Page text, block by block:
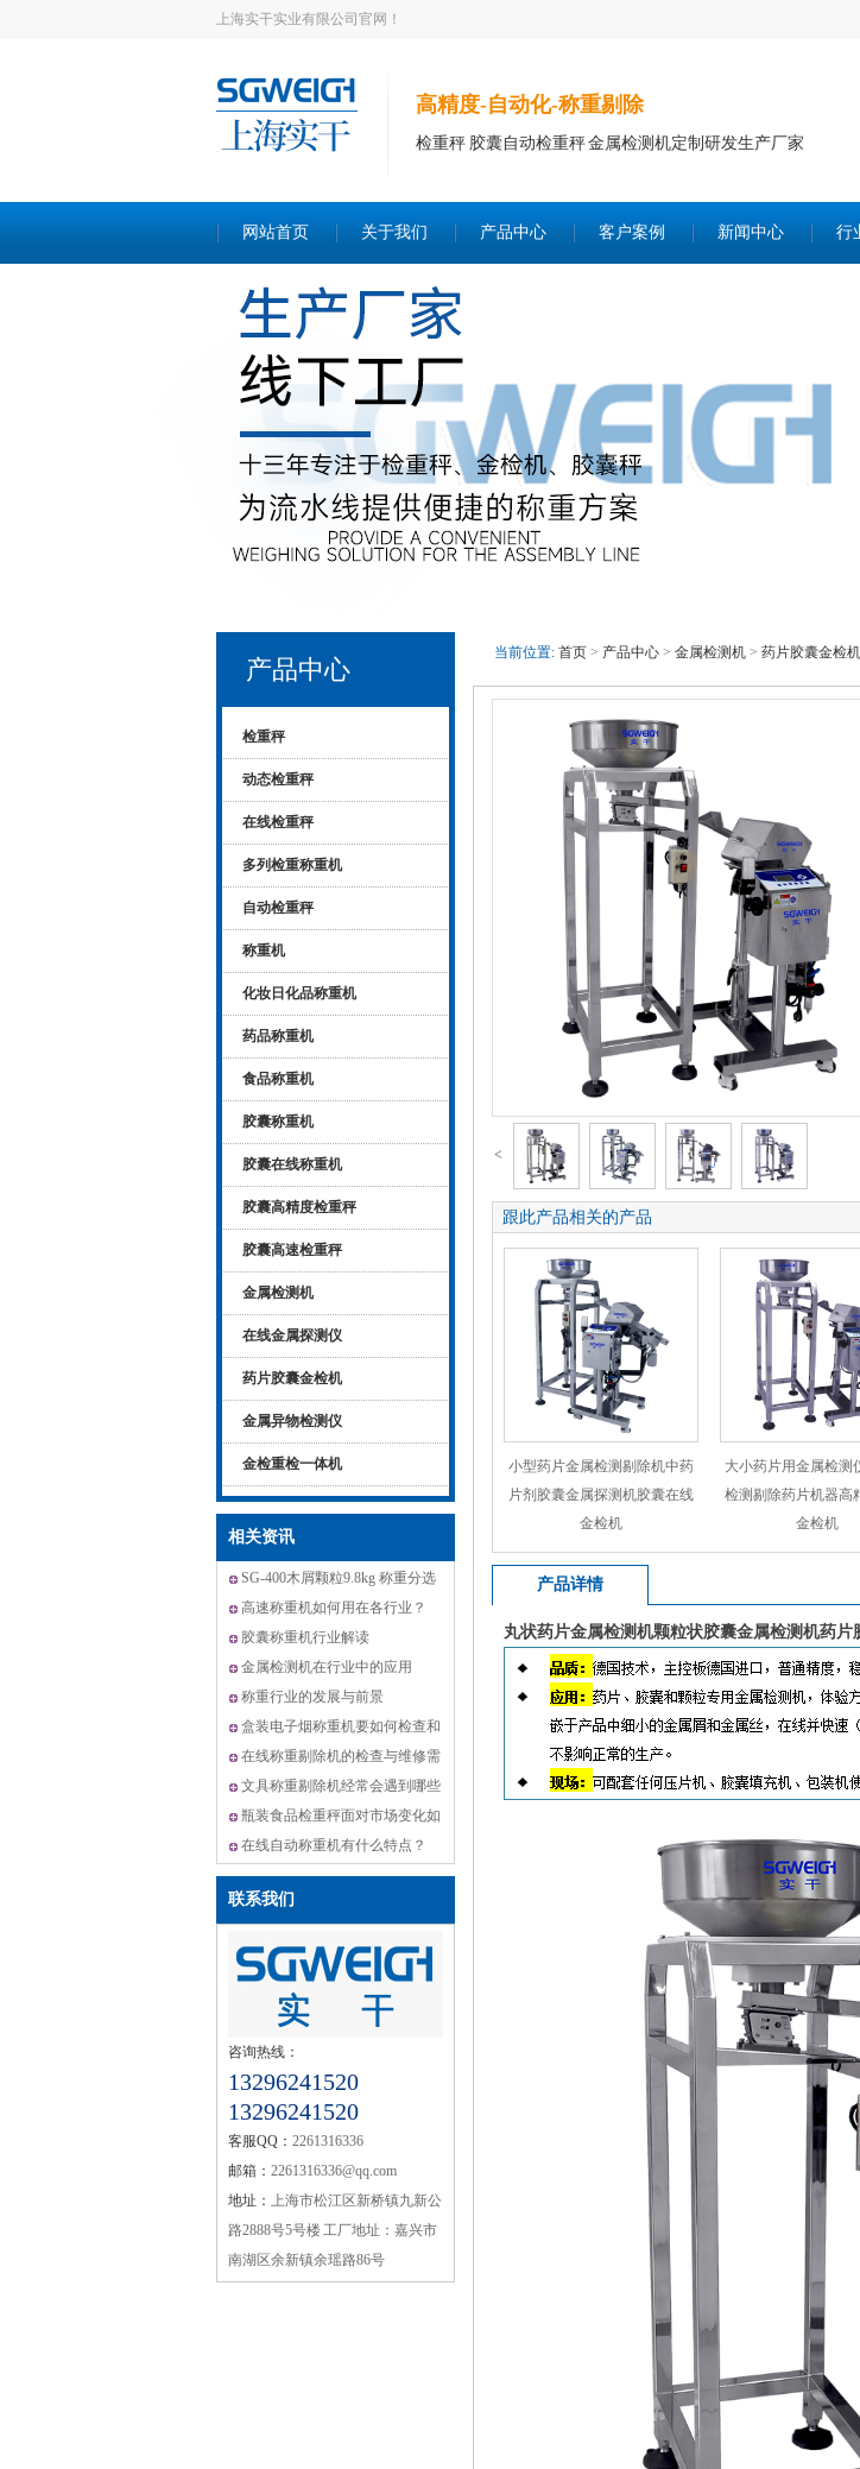
上海实干实业有限公司官网！
高精度-自动化-称重剔除
检重秤 胶囊自动检重秤 金属检测机定制研发生产厂家
网站首页 关于我们 产品中心 客户案例 新闻中心 行
产品中心
检重秤
动态检重秤
在线检重秤
多列检重称重机
自动检重秤
称重机
化妆日化品称重机
药品称重机
食品称重机
胶囊称重机
胶囊在线称重机
胶囊高精度检重秤
胶囊高速检重秤
金属检测机
在线金属探测仪
药片胶囊金检机
金属异物检测仪
金检重检一体机
相关资讯
SG-400木屑颗粒9.8kg 称重分选
机,动态选别秤方案
高速称重机如何用在各行业？
胶囊称重机行业解读
金属检测机在行业中的应用
称重行业的发展与前景
盒装电子烟称重机要如何检查和
维修？
在线称重剔除机的检查与维修需
要怎么做？
文具称重剔除机经常会遇到哪些
问题？
瓶装食品检重秤面对市场变化如
何升级？
在线自动称重机有什么特点？
联系我们
咨询热线：
13296241520
13296241520
客服QQ： 2261316336
邮箱： 2261316336@qq.com
地址： 上海市松江区新桥镇九新公
路2888号5号楼 工厂地址：嘉兴市
南湖区余新镇余瑶路86号
当前位置: 首页 > 产品中心 > 金属检测机 > 药片胶囊金检机
<
跟此产品相关的产品
小型药片金属检测剔除机中药
片剂胶囊金属探测机胶囊在线
金检机
大小药片用金属检测
检测剔除药片机器高
金检机
产品详情
丸状药片金属检测机颗粒状胶囊金属检测机药片